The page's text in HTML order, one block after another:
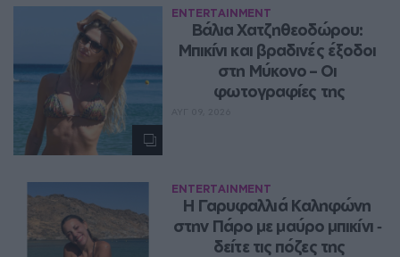
ENTERTAINMENT
Βάλια Χατζηθεοδώρου:
Μπικίνι και βραδινές έξοδοι
στη Μύκονο – Οι
φωτογραφίες της
ENTERTAINMENT
Η Γαρυφαλλιά Καληφώνη
στην Πάρο με μαύρο μπικίνι ‑
δείτε τις πόζες της